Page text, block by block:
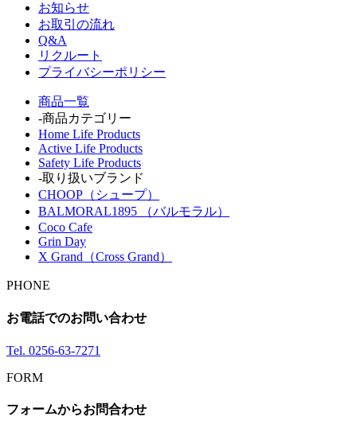
お知らせ
お取引の流れ
Q&A
リクルート
プライバシーポリシー
商品一覧
-商品カテゴリー
Home Life Products
Active Life Products
Safety Life Products
-取り扱いブランド
CHOOP（シュープ）
BALMORAL1895 （バルモラル）
Coco Cafe
Grin Day
X Grand（Cross Grand）
PHONE
お電話でのお問い合わせ
Tel. 0256-63-7271
FORM
フォームからお問合わせ